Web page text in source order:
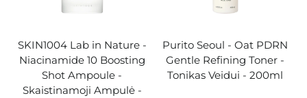
SKIN1004 Lab in Nature -
Niacinamide 10 Boosting
Shot Ampoule -
Skaistinamoji Ampulė -
Purito Seoul - Oat PDRN
Gentle Refining Toner -
Tonikas Veidui - 200ml